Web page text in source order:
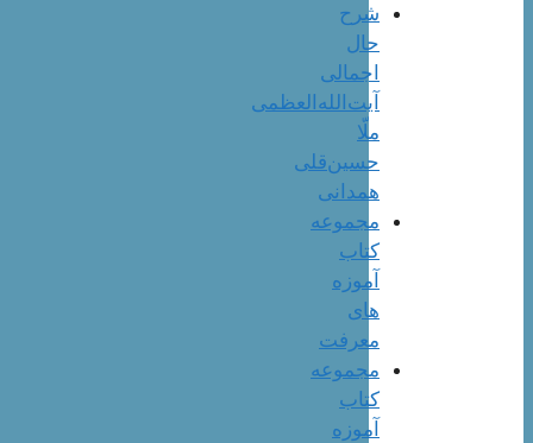
شرح
حال
اجمالی
آیت‌الله‌العظمی
ملّا
حسین‌قلی
همدانی
مجموعه
کتاب
آموزه
های
معرفت
مجموعه
کتاب
آموزه